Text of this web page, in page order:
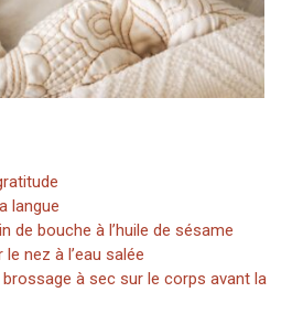
langue
de bouche à l’huile de sésame
nez à l’eau salée
brossage à sec sur le corps avant la